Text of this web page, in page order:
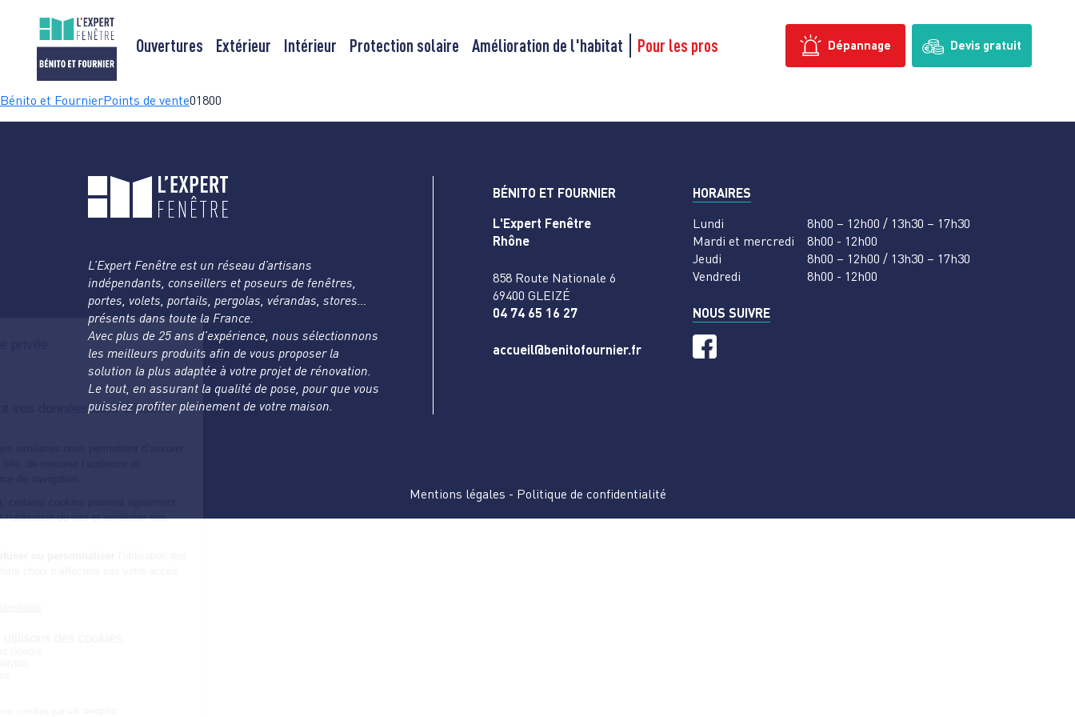
Passer
Dépannage Devis gratuit
Ouvertures Extérieur Intérieur Protection solaire Amélioration de l'habitat Pour les pros
Bénito et FournierPoints de vente01800
L’Expert Fenêtre est un réseau d’artisans
indépendants, conseillers et poseurs de fenêtres,
portes, volets, portails, pergolas, vérandas, stores…
présents dans toute la France.
Avec plus de 25 ans d’expérience, nous sélectionnons
les meilleurs produits afin de vous proposer la
solution la plus adaptée à votre projet de rénovation.
Le tout, en assurant la qualité de pose, pour que vous
puissiez profiter pleinement de votre maison.
BÉNITO ET FOURNIER
L'Expert Fenêtre
Rhône
858 Route Nationale 6
69400 GLEIZÉ
04 74 65 16 27
accueil@benitofournier.fr
HORAIRES
Lundi
8h00 – 12h00 / 13h30 – 17h30
Mardi et mercredi
8h00 - 12h00
Jeudi
8h00 – 12h00 / 13h30 – 17h30
Vendredi
8h00 - 12h00
NOUS SUIVRE
Mentions légales - Politique de confidentialité